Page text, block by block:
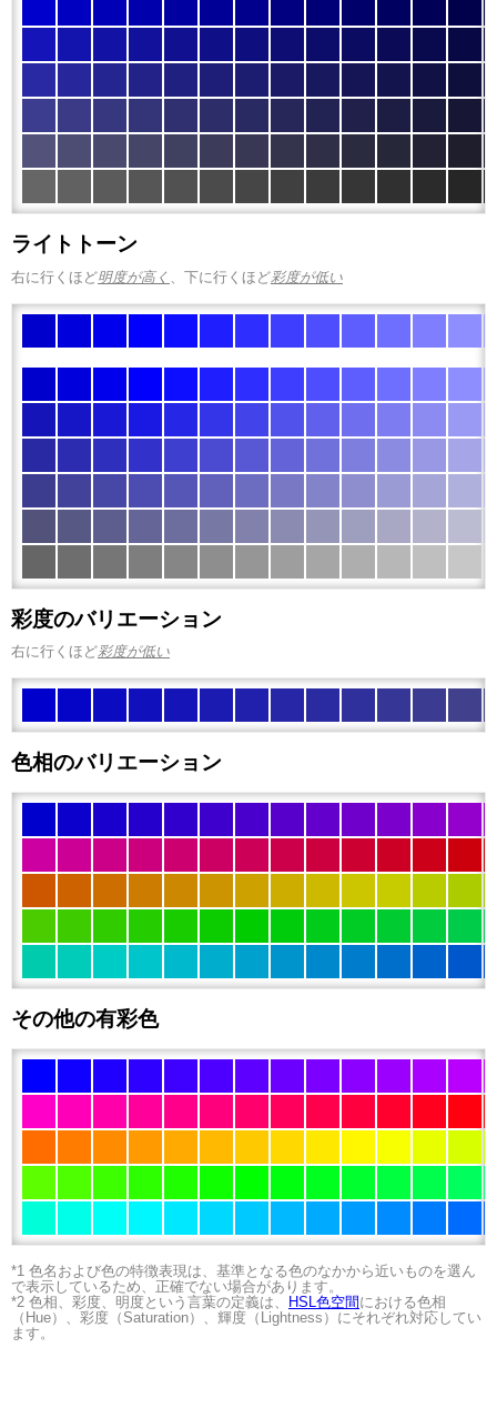
ライトトーン
右に行くほど明度が高く 、下に行くほど彩度が低い
彩度のバリエーション
右に行くほど彩度が低い
色相のバリエーション
その他の有彩色
*1 色名および色の特徴表現は、基準となる色のなかから近いものを選ん
で表示しているため、正確でない場合があります。
*2 色相、彩度、明度という言葉の定義は、
HSL色空間 における色相
（Hue）、彩度（Saturation）、輝度（Lightness）にそれぞれ対応してい
ます。